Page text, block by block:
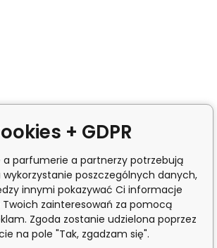
+ GDPR
a parfumerie a partnerzy potrzebują
wykorzystanie poszczególnych danych,
innymi pokazywać Ci informacje
zainteresowań za pomocą
Zgoda zostanie udzielona poprzez
na pole "Tak, zgadzam się".